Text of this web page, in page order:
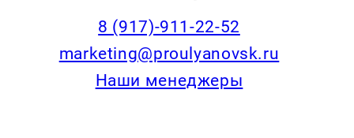
8 (917)-911-22-52
marketing@proulyanovsk.ru
Наши менеджеры